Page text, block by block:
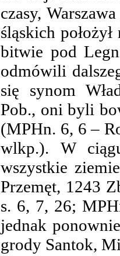
czasy,
śląskich
bitwie pod
odmówili
się synom
Pob., oni byli
(MPHn. 6, 6 –
wlkp.). W
wszystkie
Przemęt, 1243
s. 6, 7, 26;
jednak
grody Santok,